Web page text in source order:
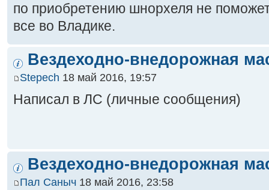
по приобретению шнорхеля не
все во Владике.
Вездеходно-внедорожная
Stepech 18 май 2016, 19:57
Написал в ЛС (личные сообщения)
Вездеходно-внедорожная
Пал Саныч 18 май 2016, 23:58